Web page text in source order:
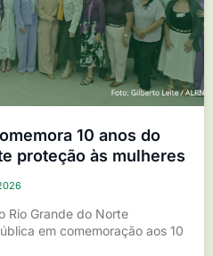
10 anos do
proteção às mulheres
Rio Grande do Norte
em comemoração aos 10